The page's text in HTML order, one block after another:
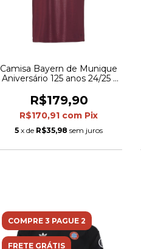
Camisa Bayern de Munique
Aniversário 125 anos 24/25 -
Vinho
R$179,90
R$170,91 com Pix
5 x de R$35,98 sem juros
COMPRE 3 PAGUE 2
FRETE GRÁTIS